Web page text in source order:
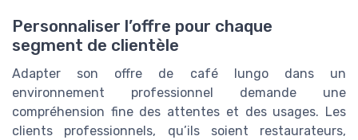
Personnaliser l’offre pour chaque
segment de clientèle
Adapter son offre de café lungo dans un
environnement professionnel demande une
compréhension fine des attentes et des usages. Les
clients professionnels, qu’ils soient restaurateurs,